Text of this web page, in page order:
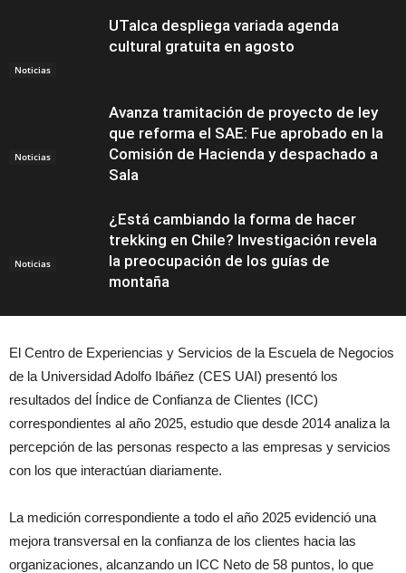
Noticias
UTalca despliega variada agenda
cultural gratuita en agosto
Noticias
Avanza tramitación de proyecto de ley
que reforma el SAE: Fue aprobado en la
Comisión de Hacienda y despachado a
Sala
Noticias
¿Está cambiando la forma de hacer
trekking en Chile? Investigación revela
la preocupación de los guías de
montaña
El Centro de Experiencias y Servicios de la Escuela de Negocios
de la Universidad Adolfo Ibáñez (CES UAI) presentó los
resultados del Índice de Confianza de Clientes (ICC)
correspondientes al año 2025, estudio que desde 2014 analiza la
percepción de las personas respecto a las empresas y servicios
con los que interactúan diariamente.
La medición correspondiente a todo el año 2025 evidenció una
mejora transversal en la confianza de los clientes hacia las
organizaciones, alcanzando un ICC Neto de 58 puntos, lo que